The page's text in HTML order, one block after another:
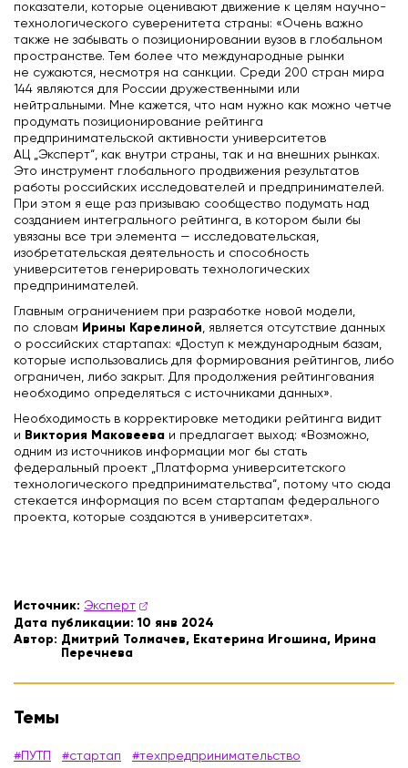
показатели, которые оценивают движение к целям научно-
технологического суверенитета страны: «Очень важно
также не забывать о позиционировании вузов в глобальном
пространстве. Тем более что международные рынки
не сужаются, несмотря на санкции. Среди 200 стран мира
144 являются для России дружественными или
нейтральными. Мне кажется, что нам нужно как можно четче
продумать позиционирование рейтинга
предпринимательской активности университетов
АЦ „Эксперт“, как внутри страны, так и на внешних рынках.
Это инструмент глобального продвижения результатов
работы российских исследователей и предпринимателей.
При этом я еще раз призываю сообщество подумать над
созданием интегрального рейтинга, в котором были бы
увязаны все три элемента — исследовательская,
изобретательская деятельность и способность
университетов генерировать технологических
предпринимателей.
Главным ограничением при разработке новой модели,
по словам Ирины Карелиной, является отсутствие данных
о российских стартапах: «Доступ к международным базам,
которые использовались для формирования рейтингов, либо
ограничен, либо закрыт. Для продолжения рейтингования
необходимо определяться с источниками данных».
Необходимость в корректировке методики рейтинга видит
и Виктория Маковеева и предлагает выход: «Возможно,
одним из источников информации мог бы стать
федеральный проект „Платформа университетского
технологического предпринимательства“, потому что сюда
стекается информация по всем стартапам федерального
проекта, которые создаются в университетах».
Источник: Эксперт
Дата публикации: 10 янв 2024
Автор: Дмитрий Толмачев, Екатерина Игошина, Ирина
Перечнева
Темы
#ПУТП #стартап
#техпредпринимательство